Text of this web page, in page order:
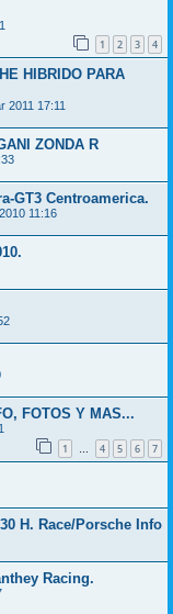
1 2 3 4
HIBRIDO PARA
2011 17:11
ZONDA R
GT3 Centroamerica.
11:16
FOTOS Y MAS...
1 … 4 5 6 7
H. Race/Porsche Info
Racing.